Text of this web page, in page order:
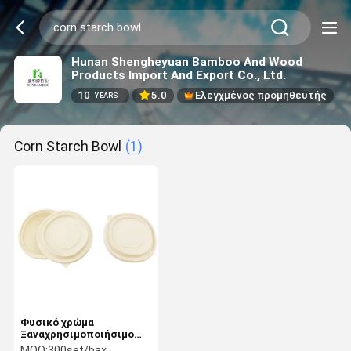
Hunan Shengheyuan Bamboo And Wood
Products Import And Export Co., Ltd.
10 YEARS 5.0 Ελεγχμένος προμηθευτής
Corn Starch Bowl (1)
Φυσικό χρώμα
Ξαναχρησιμοποιήσιμο
κουτί μεσημεριανού